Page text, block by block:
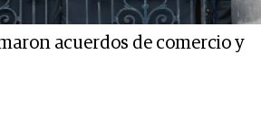
acuerdos de comercio y